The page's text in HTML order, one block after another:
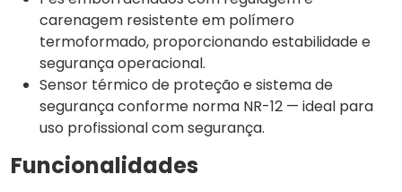
carenagem resistente em polímero
termoformado, proporcionando estabilidade e
segurança operacional.
Sensor térmico de proteção e sistema de
segurança conforme norma NR-12 — ideal para
uso profissional com segurança.
Funcionalidades